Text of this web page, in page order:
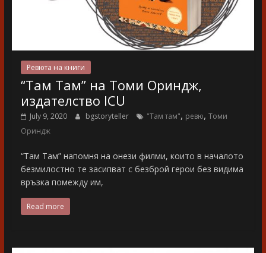
Ревюта на книги
“Там Там” на Томи Ориндж,
издателство ICU
July 9, 2020 bgstoryteller "Там там", ревю, Томи
Ориндж
“Там Там” напомня на онези филми, които в началото
безмилостно те засипват с безброй герои без видима
връзка помежду им,
Read more